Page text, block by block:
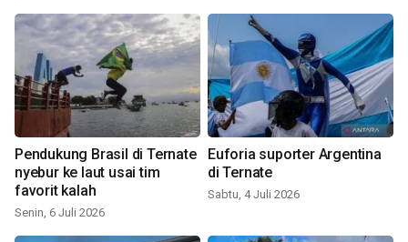
Pendukung Brasil di Ternate
nyebur ke laut usai tim
favorit kalah
Senin, 6 Juli 2026
Euforia suporter Argentina
di Ternate
Sabtu, 4 Juli 2026